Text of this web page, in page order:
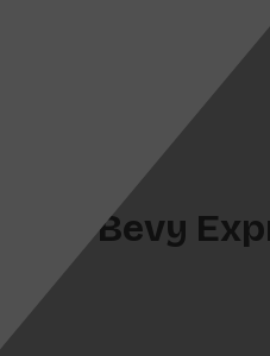
- Bevy